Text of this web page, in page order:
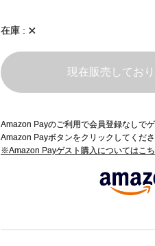
在庫 ×
現在販売してお
Amazon Payのご利用で会員登録なしで
Amazon Payボタンをクリックしてくださ
※Amazon Payゲスト購入についてはこち